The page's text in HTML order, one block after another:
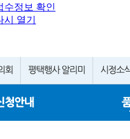
수정보 확인
열기